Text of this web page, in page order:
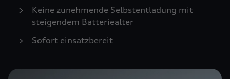
Keine zunehmende Selbstentladung mit
steigendem Batteriealter
Sofort einsatzbereit